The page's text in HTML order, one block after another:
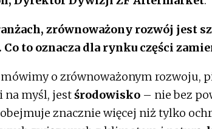
zrównoważony rozwój jest
to oznacza dla rynku części
o zrównoważonym rozwoju,
myśl, jestśrodowisko – nie bez
znacznie więcej niż tylko